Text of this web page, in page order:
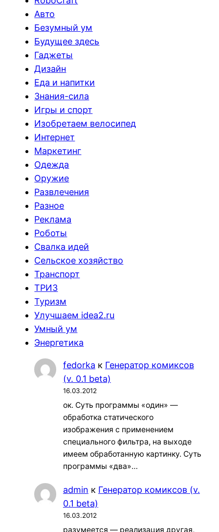
Авто
Безумный ум
Будущее здесь
Гаджеты
Дизайн
Еда и напитки
Знания-сила
Игры и спорт
Изобретаем велосипед
Интернет
Маркетинг
Одежда
Оружие
Развлечения
Разное
Реклама
Роботы
Свалка идей
Сельское хозяйство
Транспорт
ТРИЗ
Туризм
Улучшаем idea2.ru
Умный ум
Энергетика
fedorka к Генератор комиксов
(v. 0.1 beta)
16.03.2012
ок. Суть программы «один» —
обработка статического
изображения с применением
специального фильтра, на выходе
имеем обработанную картинку. Суть
программы «два»…
admin к Генератор комиксов (v.
0.1 beta)
16.03.2012
разумеется — реализация другая,